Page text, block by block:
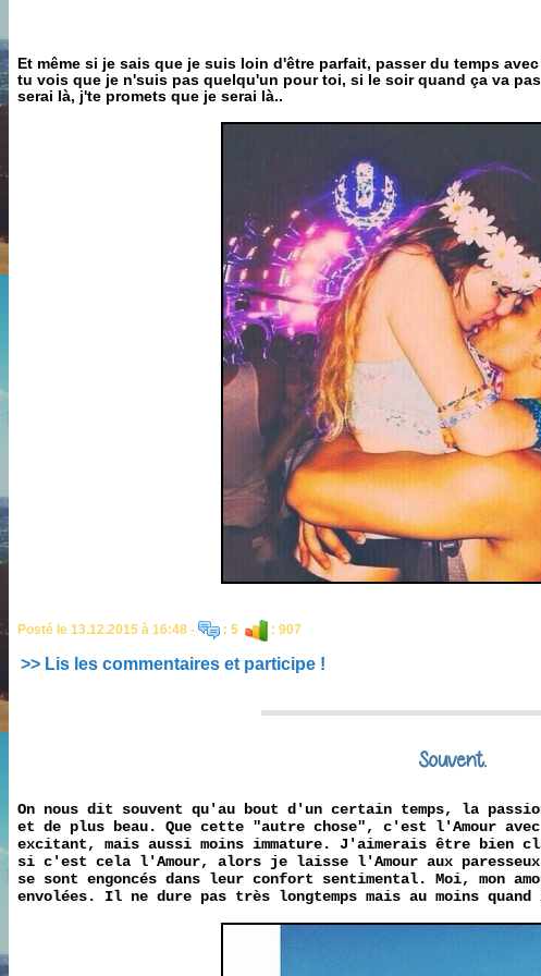
Et même si je sais que je suis loin d'être parfait, passer du temps
tu vois que je n'suis pas quelqu'un pour toi, si le soir quand ça va
serai là, j'te promets que je serai là..
Posté le 13.12.2015 à 16:48 - : 5 : 907
>> Lis les commentaires et participe !
Souvent.
On nous dit souvent qu'au bout d'un certain temps, la
et de plus beau. Que cette "autre chose", c'est l'Amour
excitant, mais aussi moins immature. J'aimerais être bien
si c'est cela l'Amour, alors je laisse l'Amour aux
se sont engoncés dans leur confort sentimental. Moi, mon
envolées. Il ne dure pas très longtemps mais au moins